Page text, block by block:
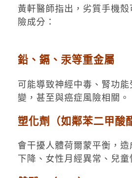
黃軒醫師指出，劣質手機
險成分：
鉛、鎘、汞等重金屬
可能導致神經中毒、腎功
變，甚至與癌症風險相關。
塑化劑（如鄰苯二甲酸
會干擾人體荷爾蒙平衡，
下降、女性月經異常、兒童